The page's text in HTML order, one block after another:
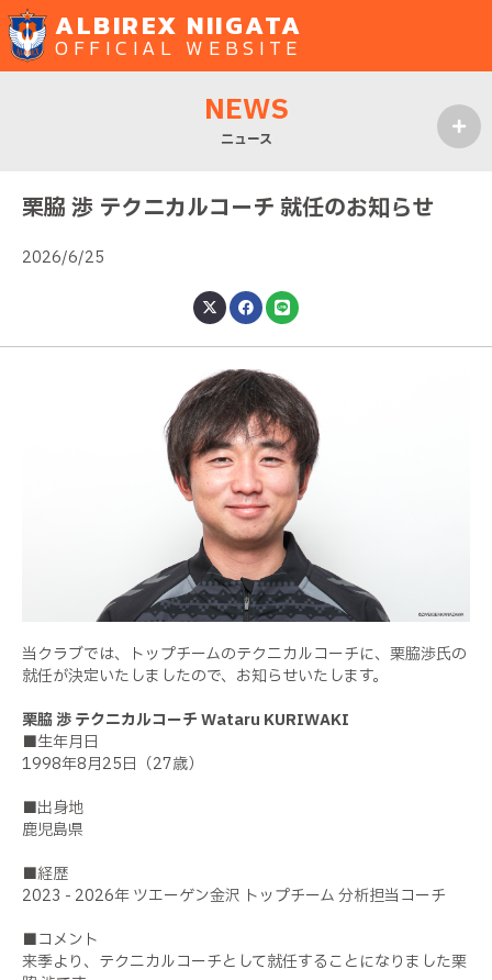
ALBIREX NIIGATA
OFFICIAL WEBSITE
NEWS
ニュース
栗脇 渉 テクニカルコーチ 就任のお知らせ
2026/6/25
当クラブでは、トップチームのテクニカルコーチに、栗脇渉氏の
就任が決定いたしましたので、お知らせいたします。
栗脇 渉 テクニカルコーチ Wataru KURIWAKI
■生年月日
1998年8月25日（27歳）
■出身地
鹿児島県
■経歴
2023 - 2026年 ツエーゲン金沢 トップチーム 分析担当コーチ
■コメント
来季より、テクニカルコーチとして就任することになりました栗